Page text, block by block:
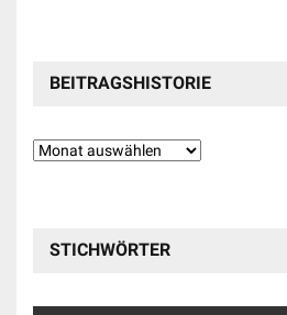
BEITRAGSHISTORIE
Beitragshistorie
STICHWÖRTER